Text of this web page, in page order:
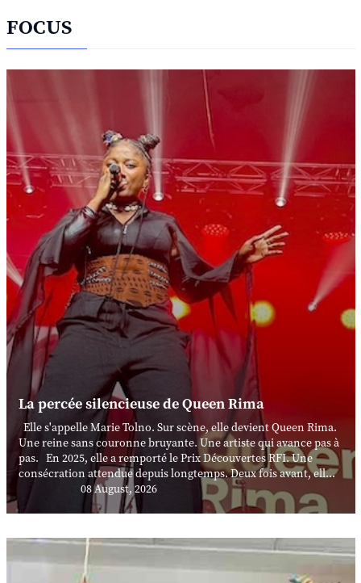
FOCUS
La percée silencieuse de Queen Rima
Elle s'appelle Marie Tolno. Sur scène, elle devient Queen Rima.
Une reine sans couronne bruyante. Une artiste qui avance pas à
pas. En 2025, elle a remporté le Prix Découvertes RFI. Une
consécration attendue depuis longtemps. Deux fois avant, ell...
08 August, 2026